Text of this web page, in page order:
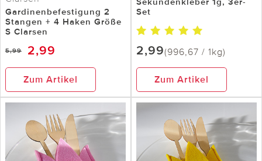
Gardinenbefestigung 2
Stangen + 4 Haken Größe
S Clarsen
5,99 2,99
Zum Artikel
Set
2,99(996,67 / 1kg)
Zum Artikel